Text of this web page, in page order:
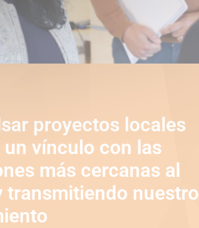
proyectos locales
vínculo con las
más cercanas al
transmitiendo nuestro